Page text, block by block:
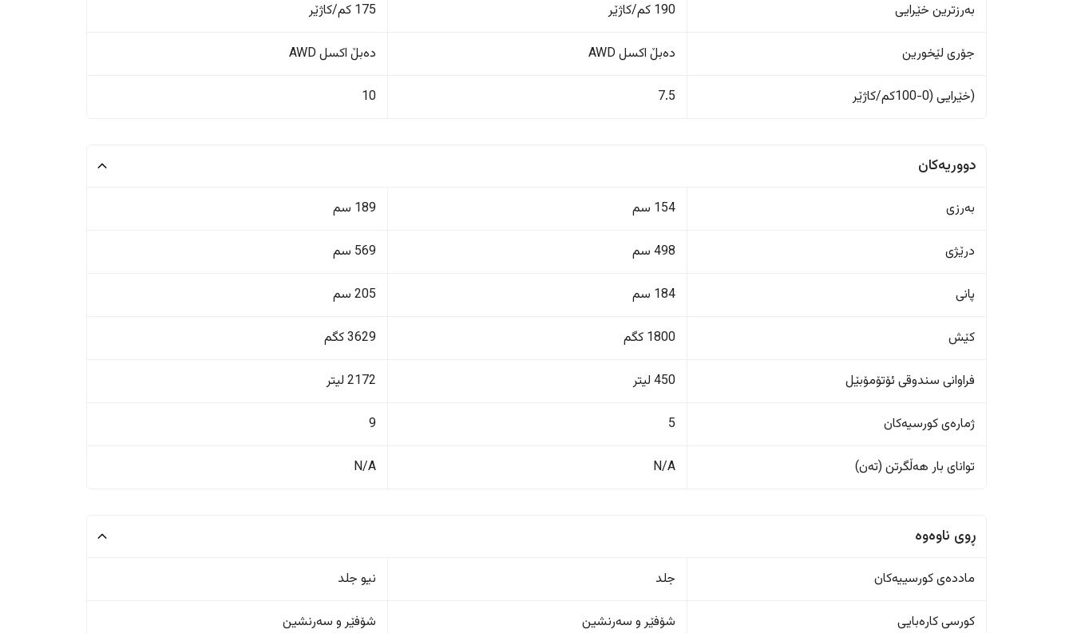
بەرزترین خێرایی 190 کم/کاژێر 175 کم/کاژێر
جۆری لێخورین دەبڵ اکسل AWD دەبڵ اکسل AWD
(خێرایی (0-100کم/کاژێر 7.5
10
دووریەکان
بەرزی 154 سم 189 سم
درێژی 498 سم 569 سم
پانی 184 سم 205 سم
کێش 1800 کگم 3629 کگم
فراوانی سندوقی ئۆتۆمۆبێل 450 لیتر 2172 لیتر
ژمارەی کورسیەکان 5
9
تواناى بار هەڵگرتن (تەن) N/A
N/A
ڕوی ناوەوە
ماددەی کورسییەکان جلد نیو جلد
کورسی کارەبایی شۆفێر و سەرنشین شۆفێر و سەرنشین